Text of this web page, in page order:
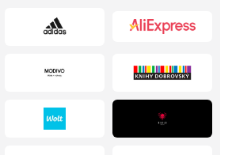
Turistika a cestování